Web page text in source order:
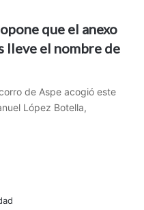
que el anexo
lleve el nombre de
de Aspe acogió este
López Botella,